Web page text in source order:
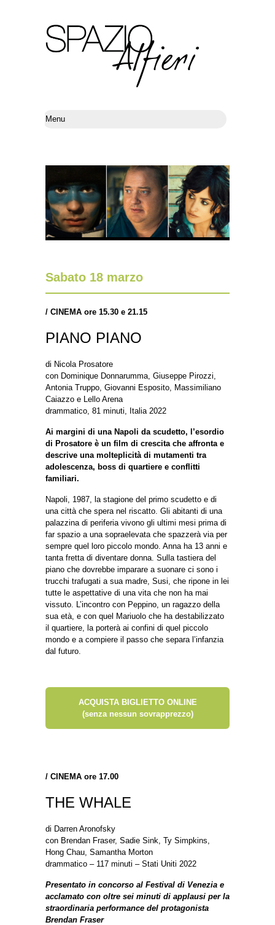
Sabato 18 marzo
/ CINEMA ore 15.30 e 21.15
PIANO PIANO
di Nicola Prosatore
con Dominique Donnarumma, Giuseppe Pirozzi,
Antonia Truppo, Giovanni Esposito, Massimiliano
Caiazzo e Lello Arena
drammatico, 81 minuti, Italia 2022
Ai margini di una Napoli da scudetto, l’esordio
di Prosatore è un film di crescita che affronta e
descrive una molteplicità di mutamenti tra
adolescenza, boss di quartiere e conflitti
familiari.
Napoli, 1987, la stagione del primo scudetto e di
una città che spera nel riscatto. Gli abitanti di una
palazzina di periferia vivono gli ultimi mesi prima di
far spazio a una sopraelevata che spazzerà via per
sempre quel loro piccolo mondo. Anna ha 13 anni e
tanta fretta di diventare donna. Sulla tastiera del
piano che dovrebbe imparare a suonare ci sono i
trucchi trafugati a sua madre, Susi, che ripone in lei
tutte le aspettative di una vita che non ha mai
vissuto. L’incontro con Peppino, un ragazzo della
sua età, e con quel Mariuolo che ha destabilizzato
il quartiere, la porterà ai confini di quel piccolo
mondo e a compiere il passo che separa l’infanzia
dal futuro.
ACQUISTA BIGLIETTO ONLINE
(senza nessun sovrapprezzo)
/ CINEMA ore 17.00
THE WHALE
di Darren Aronofsky
con Brendan Fraser, Sadie Sink, Ty Simpkins,
Hong Chau, Samantha Morton
drammatico – 117 minuti – Stati Uniti 2022
Presentato in concorso al Festival di Venezia e
acclamato con oltre sei minuti di applausi per la
straordinaria performance del protagonista
Brendan Fraser